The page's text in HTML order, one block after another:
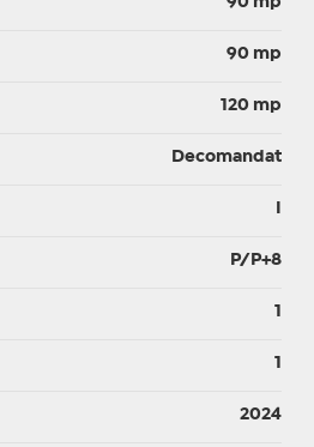
90 mp
120 mp
Decomandat
P/P+8
1
1
2024